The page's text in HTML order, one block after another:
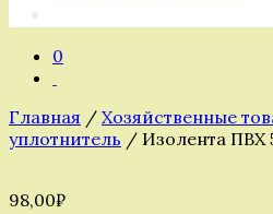
0
Главная / Хозяйственные
уплотнитель / Изолента ПВХ
98,00₽